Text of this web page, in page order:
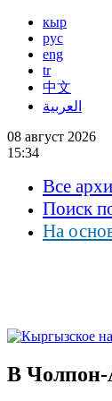
кыр
рус
eng
tr
中文
العربية
08 август 2026
15:34
Все
Поиск
На
В Чолпон-